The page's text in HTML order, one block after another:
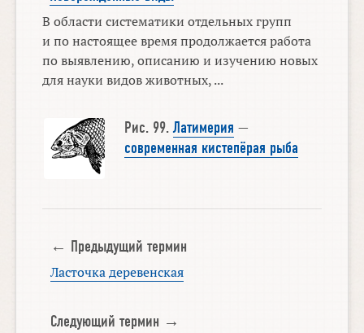
В области систематики отдельных групп
и по настоящее время продолжается работа
по выявлению, описанию и изучению новых
для науки видов животных, ...
Рис. 99.Латимерия —
современная кистепёрая рыба
← Предыдущий термин
Ласточка деревенская
Следующий термин →